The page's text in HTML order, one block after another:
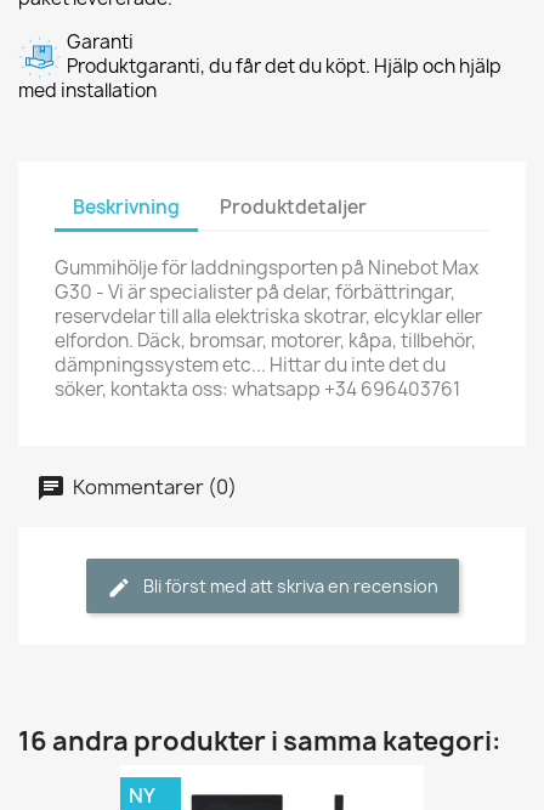
Garanti
Produktgaranti, du får det du köpt. Hjälp och hjälp
med installation
Beskrivning Produktdetaljer
Gummihölje för laddningsporten på Ninebot Max
G30 - Vi är specialister på delar, förbättringar,
reservdelar till alla elektriska skotrar, elcyklar eller
elfordon. Däck, bromsar, motorer, kåpa, tillbehör,
dämpningssystem etc... Hittar du inte det du
söker, kontakta oss: whatsapp +34 696403761
Kommentarer (0)
Bli först med att skriva en recension
16 andra produkter i samma kategori:
NY